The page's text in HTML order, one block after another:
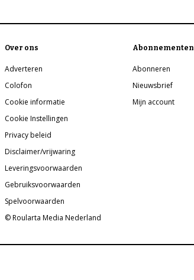
Over ons
Adverteren
Colofon
Cookie informatie
Cookie Instellingen
Privacy beleid
Disclaimer/vrijwaring
Leveringsvoorwaarden
Gebruiksvoorwaarden
Spelvoorwaarden
© Roularta Media Nederland
Abonnementen
Abonneren
Nieuwsbrief
Mijn account